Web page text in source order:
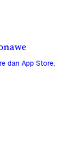
dan App Store,